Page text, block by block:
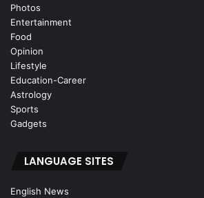
Photos
Entertainment
Food
Opinion
Lifestyle
Education-Career
Astrology
Sports
Gadgets
LANGUAGE SITES
English News